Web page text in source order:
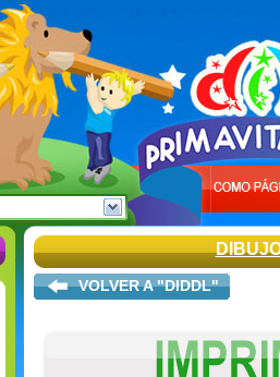
VOLVER A "DIDDL"